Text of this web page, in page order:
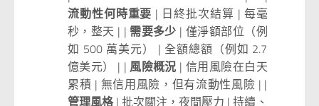
流動性何時重要 | 日終批次結算 | 每毫
秒，整天 | | 需要多少 | 僅淨額部位（例
如 500 萬美元） | 全額總額（例如 2.7
億美元） | | 風險概況 | 信用風險在白天
累積 | 無信用風險，但有流動性風險 | |
管理風格| 批次關注，夜間壓力 | 持續、